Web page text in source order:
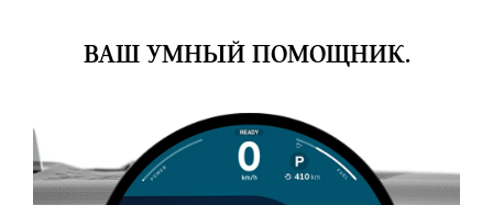
ВАШ УМНЫЙ ПОМОЩНИК.